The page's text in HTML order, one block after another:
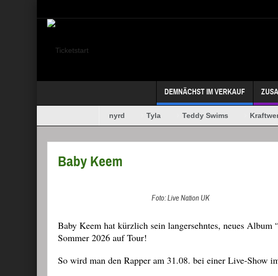
DEMNÄCHST IM VERKAUF
Lynyrd Skynyrd Tyla Teddy Swims Kraftwerk
Baby Keem
Foto: Live Nation UK
Baby Keem hat kürzlich sein langersehntes, neues Album
Sommer 2026 auf Tour!
So wird man den Rapper am 31.08. bei einer Live-Show